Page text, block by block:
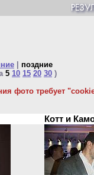
поздние
5 10 15 20 30 )
фото требует
Котт и